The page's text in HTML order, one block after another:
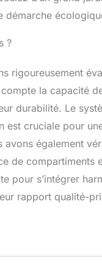
démarche
?
rigoureusement
la capacité
durabilité. Le
cruciale pour
également
de compartiments
pour s’intégrer
rapport qualité-